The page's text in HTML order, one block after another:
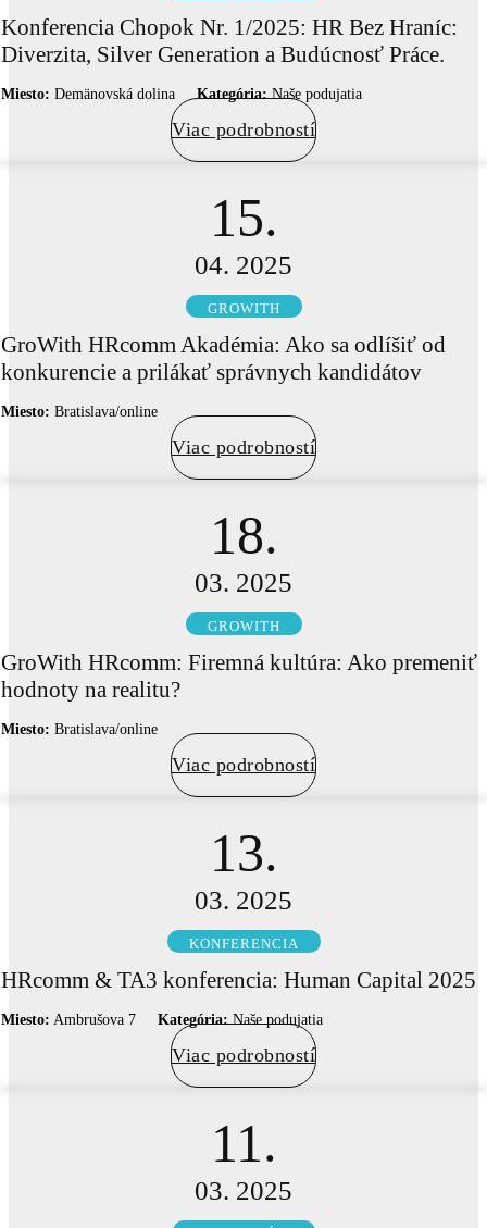
Konferencia Chopok Nr. 1/2025: HR Bez Hraníc:
Diverzita, Silver Generation a Budúcnosť Práce.
Miesto: Demänovská dolina Kategória:Naše podujatia
Viac podrobností
15.
04. 2025
GROWITH
GroWith HRcomm Akadémia: Ako sa odlíšiť od
konkurencie a prilákať správnych kandidátov
Miesto: Bratislava/online
Viac podrobností
18.
03. 2025
GROWITH
GroWith HRcomm: Firemná kultúra: Ako premeniť
hodnoty na realitu?
Miesto: Bratislava/online
Viac podrobností
13.
03. 2025
KONFERENCIA
HRcomm & TA3 konferencia: Human Capital 2025
Miesto: Ambrušova 7 Kategória:Naše podujatia
Viac podrobností
11.
03. 2025